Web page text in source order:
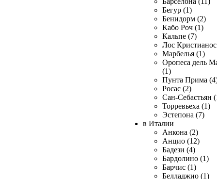
Бегур (1)
Бенидорм (2)
Кабо Роч (1)
Кальпе (7)
Лос
Марбелья (1)
Оропеса дель
(1)
Пунта Прима
Росас (2)
Сан-Себастьян
Торревьеха (1)
Эстепона (7)
в Италии
Анкона (2)
Анцио (12)
Бадези (4)
Бардолино (1)
Барчис (1)
Белладжио (1)